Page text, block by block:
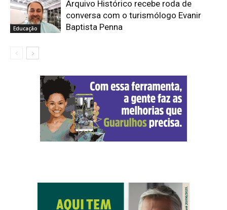
Educação
Arquivo Histórico recebe roda de
conversa com o turismólogo Evanir
Baptista Penna